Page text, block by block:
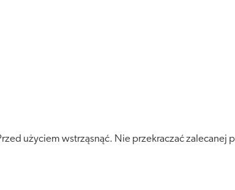
użyciem wstrząsnąć. Nie przekraczać zalecanej